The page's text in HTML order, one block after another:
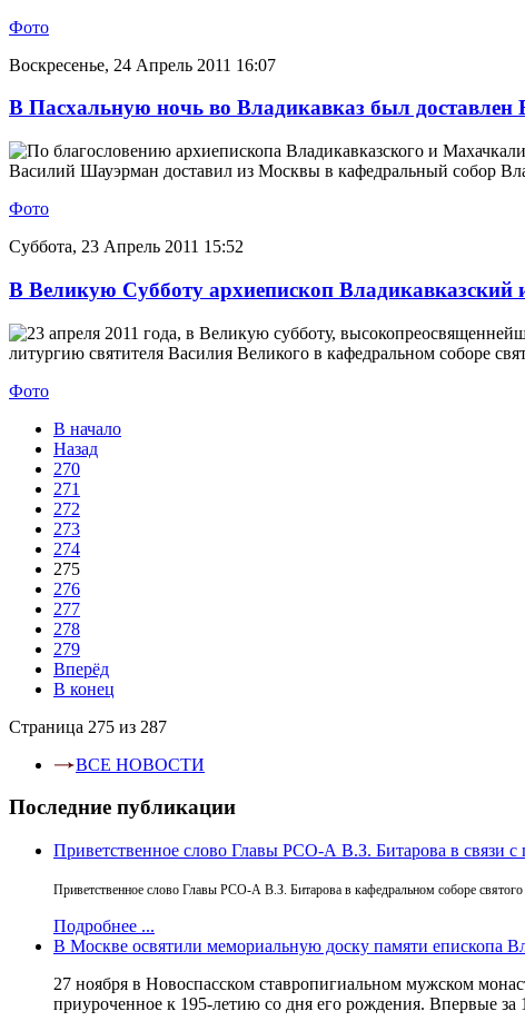
Фото
Воскресенье, 24 Апрель 2011 16:07
В Пасхальную ночь во Владикавказ был доставлен
По благословению архиепископа Владикавказского и
Василий Шауэрман доставил из Москвы в кафедральный собор
Фото
Суббота, 23 Апрель 2011 15:52
В Великую Субботу архиепископ
23 апреля 2011 года, в Великую субботу,
литургию святителя Василия Великого в кафедральном соборе
Фото
В начало
Назад
270
271
272
273
274
275
276
277
278
279
Вперёд
В конец
Страница 275 из 287
ВСЕ НОВОСТИ
Последние публикации
Приветственное слово Главы РСО-А В.З. Битарова в связи
Приветственное слово Главы РСО-А В.З. Битарова в кафедральном соборе
Подробнее ...
В Москве освятили мемориальную доску памяти епископа
27 ноября в Новоспасском ставропигиальном мужском
приуроченное к 195-летию со дня его рождения. Впервые